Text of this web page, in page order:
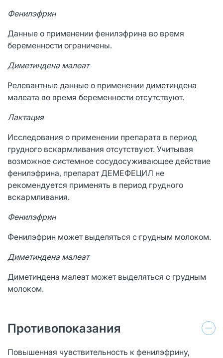
Фенилэфрин
Данные о применении фенилэфрина во время
беременности ограничены.
Диметиндена малеат
Релевантные данные о применении диметиндена
малеата во время беременности отсутствуют.
Лактация
Исследования о применении препарата в период
грудного вскармливания отсутствуют. Учитывая
возможное системное сосудосуживающее действие
фенилэфрина, препарат ДЕМЕФЕЦИЛ не
рекомендуется применять в период грудного
вскармливания.
Фенилэфрин
Фенилэфрин может выделяться с грудным молоком.
Диметиндена малеат
Диметиндена малеат может выделяться с грудным
молоком.
Противопоказания
Повышенная чувствительность к фенилэфрину,